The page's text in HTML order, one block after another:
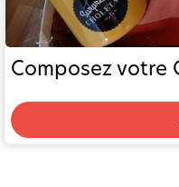
Composez votre